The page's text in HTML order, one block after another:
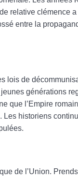
relative clémence
entre la
lois de
générations
que l’Empire
historiens
de l’Union.